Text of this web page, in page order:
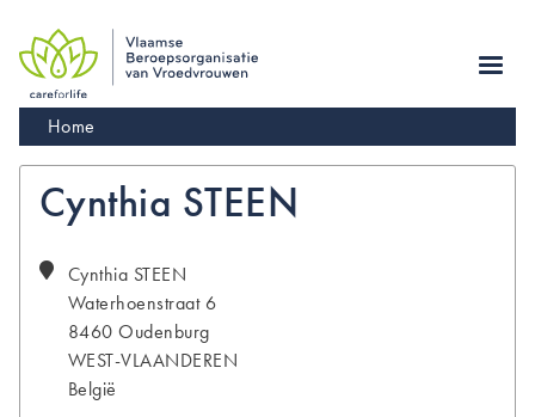
main
navigation
Kruimelpad
Home
Cynthia STEEN
Cynthia STEEN
Waterhoenstraat 6
8460 Oudenburg
WEST-VLAANDEREN
België